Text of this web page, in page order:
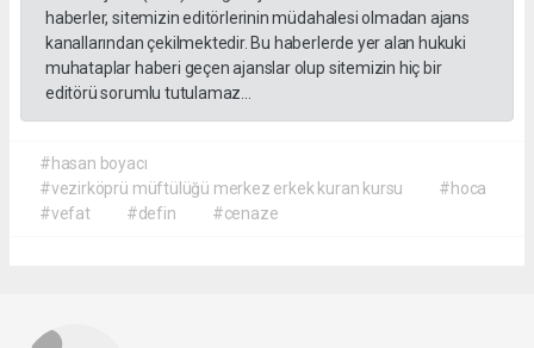
haberler, sitemizin editörlerinin müdahalesi olmadan ajans
kanallarından çekilmektedir. Bu haberlerde yer alan hukuki
muhataplar haberi geçen ajanslar olup sitemizin hiç bir
editörü sorumlu tutulamaz...
#hasan boyacı
#vezirköprü müftülüğü merkez erkek kuran kursu
#hoca
#vefat
#defin #cenaze